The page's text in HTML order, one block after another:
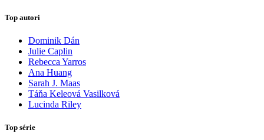
Top autori
Dominik Dán
Julie Caplin
Rebecca Yarros
Ana Huang
Sarah J. Maas
Táňa Keleová Vasilková
Lucinda Riley
Top série